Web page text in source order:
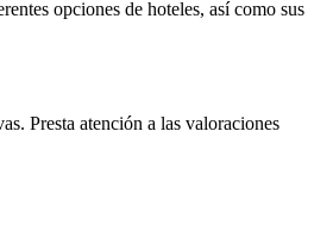
opciones de hoteles, así como sus
Presta atención a las valoraciones